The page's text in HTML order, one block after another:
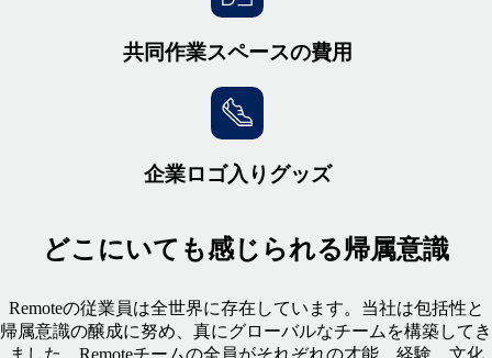
共同作業スペースの費用
企業ロゴ入りグッズ
どこにいても感じられる帰属意識
Remoteの従業員は全世界に存在しています。当社は包括性と
帰属意識の醸成に努め、真にグローバルなチームを構築してき
ました。Remoteチームの全員がそれぞれの才能、経験、文化